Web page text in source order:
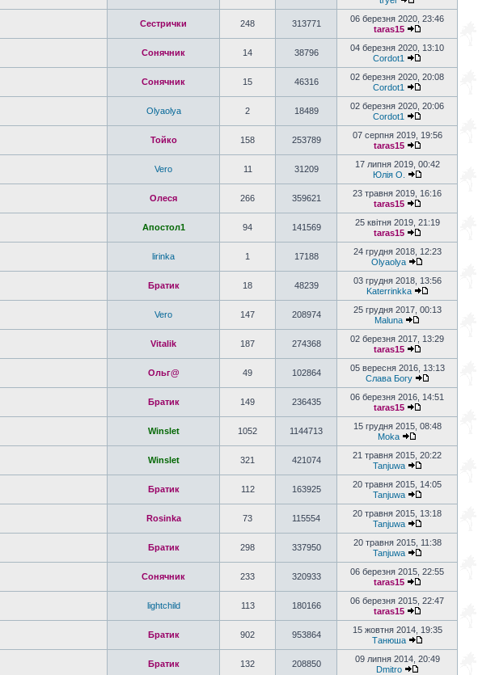
Сестрички 248 313771
06 березня 2020, 23:46
taras15
Сонячник 14 38796
04 березня 2020, 13:10
Cordot1
Сонячник 15 46316
02 березня 2020, 20:08
Cordot1
Olyaolya 2 18489
02 березня 2020, 20:06
Cordot1
Тойко 158 253789
07 серпня 2019, 19:56
taras15
Vero 11 31209
17 липня 2019, 00:42
Юлія О.
Олеся 266 359621
23 травня 2019, 16:16
taras15
Апостол1 94 141569
25 квітня 2019, 21:19
taras15
lirinka 1 17188
24 грудня 2018, 12:23
Olyaolya
Братик 18 48239
03 грудня 2018, 13:56
Katerrinkka
Vero 147 208974
25 грудня 2017, 00:13
Maluna
Vitalik 187 274368
02 березня 2017, 13:29
taras15
Ольг@ 49 102864
05 вересня 2016, 13:13
Слава Богу
Братик 149 236435
06 березня 2016, 14:51
taras15
Winslet 1052 1144713
15 грудня 2015, 08:48
Moka
Winslet 321 421074
21 травня 2015, 20:22
Tanjuwa
Братик 112 163925
20 травня 2015, 14:05
Tanjuwa
Rosinka 73 115554
20 травня 2015, 13:18
Tanjuwa
Братик 298 337950
20 травня 2015, 11:38
Tanjuwa
Сонячник 233 320933
06 березня 2015, 22:55
taras15
lightchild 113 180166
06 березня 2015, 22:47
taras15
Братик 902 953864
15 жовтня 2014, 19:35
Танюша
Братик 132 208850
09 липня 2014, 20:49
Dmitro